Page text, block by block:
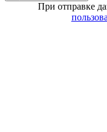
При отправке